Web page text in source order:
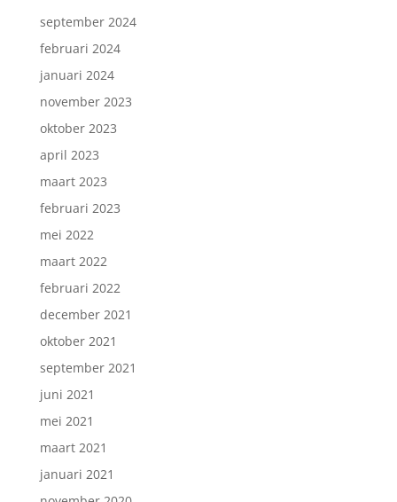
september 2024
februari 2024
januari 2024
november 2023
oktober 2023
april 2023
maart 2023
februari 2023
mei 2022
maart 2022
februari 2022
december 2021
oktober 2021
september 2021
juni 2021
mei 2021
maart 2021
januari 2021